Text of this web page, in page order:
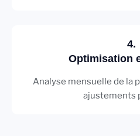
4.
Optimisation
Analyse mensuelle de la
ajustements